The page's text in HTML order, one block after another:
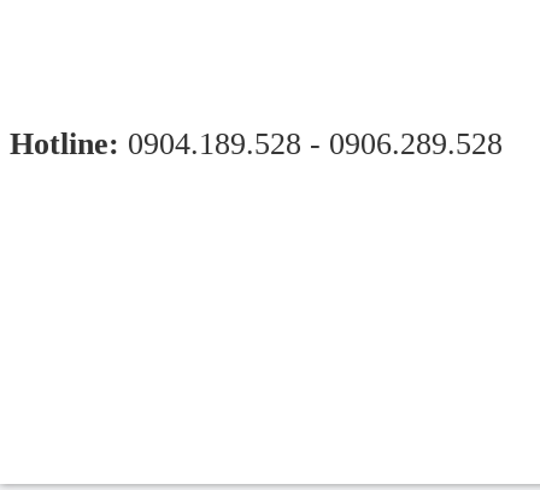
Hotline: 0904.189.528 - 0906.289.528